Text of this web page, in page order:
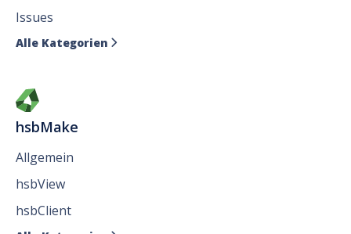
Issues
Alle Kategorien 
hsbMake
Allgemein
hsbView
hsbClient